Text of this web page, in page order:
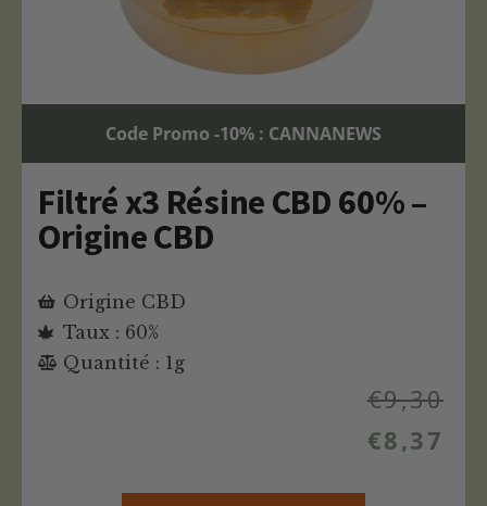
Code Promo -10% : CANNANEWS
Filtré x3 Résine CBD 60% –
Origine CBD
Origine CBD
Taux : 60%
Quantité : 1g
€9,30
€8,37